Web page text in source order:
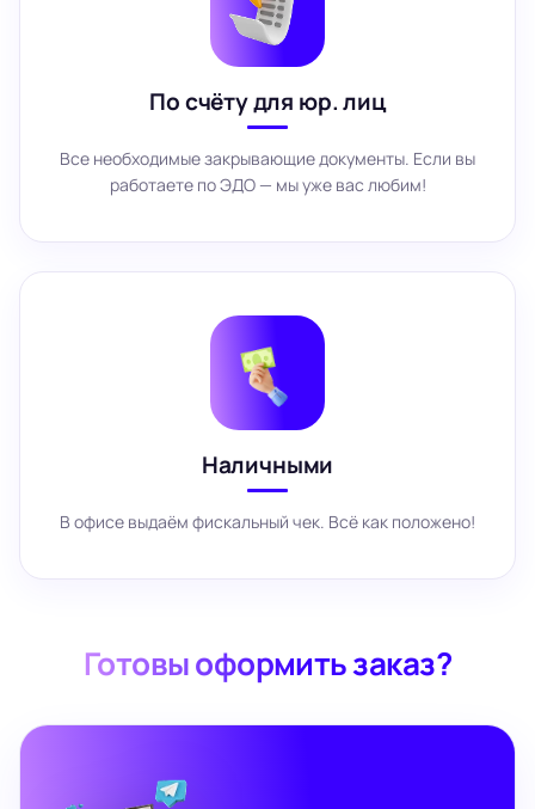
По счёту для юр. лиц
Все необходимые закрывающие документы. Если вы
работаете по ЭДО — мы уже вас любим!
Наличными
В офисе выдаём фискальный чек. Всё как положено!
Готовы оформить заказ?